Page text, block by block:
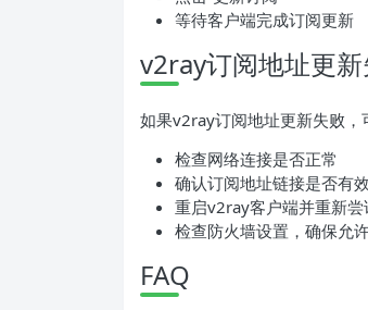
等待客户端完成订阅更新
v2ray订阅地址更新
如果v2ray订阅地址更新失败，
检查网络连接是否正常
确认订阅地址链接是否有效
重启v2ray客户端并重新尝
检查防火墙设置，确保允
FAQ